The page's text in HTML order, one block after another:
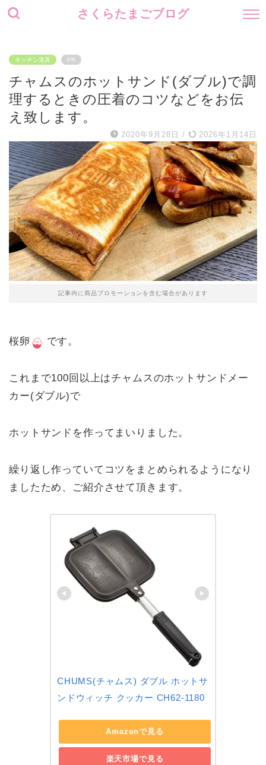
さくらたまごブログ
キッチン道具 PR
チャムスのホットサンド(ダブル)で調
理するときの圧着のコツなどをお伝
え致します。
2020年9月28日 / 2026年1月14日
記事内に商品プロモーションを含む場合があります
桜卵 です。
これまで100回以上はチャムスのホットサンドメー
カー(ダブル)で
ホットサンドを作ってまいりました。
繰り返し作っていてコツをまとめられるようになり
ましたため、ご紹介させて頂きます。
CHUMS(チャムス) ダブル ホットサ
ンドウィッチ クッカー CH62-1180
Amazonで見る
楽天市場で見る